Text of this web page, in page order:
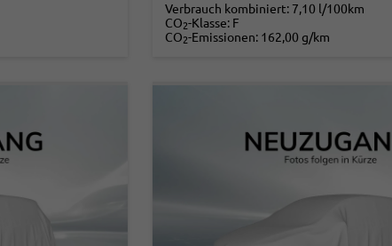
Verbrauch kombiniert: 7,10 l/100km
CO2-Klasse: F
CO2-Emissionen: 162,00 g/km